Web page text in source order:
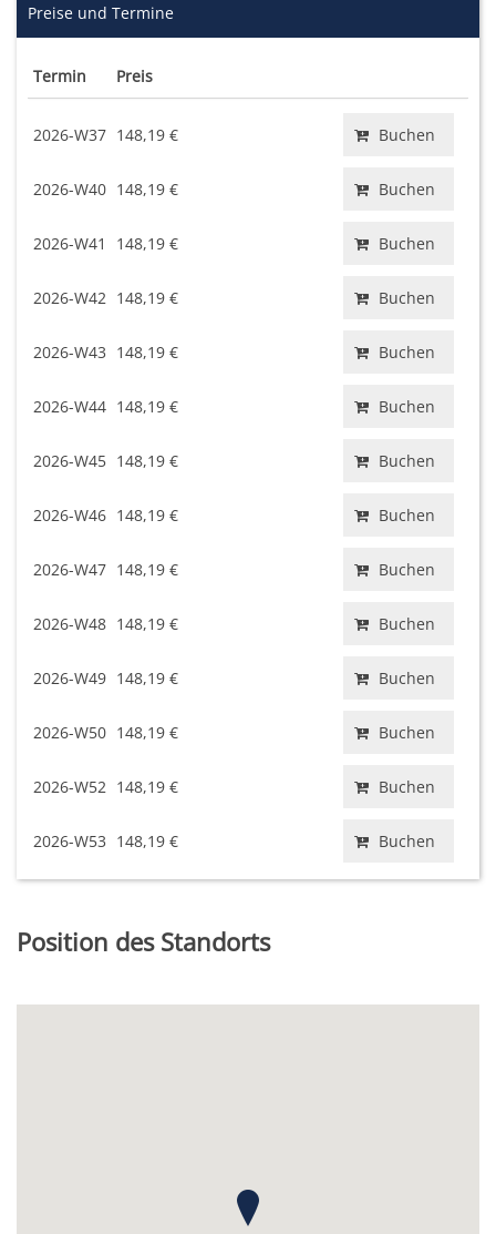
Preise und Termine
Termin Preis
2026-W37 148,19 € Buchen
2026-W40 148,19 € Buchen
2026-W41 148,19 € Buchen
2026-W42 148,19 € Buchen
2026-W43 148,19 € Buchen
2026-W44 148,19 € Buchen
2026-W45 148,19 € Buchen
2026-W46 148,19 € Buchen
2026-W47 148,19 € Buchen
2026-W48 148,19 € Buchen
2026-W49 148,19 € Buchen
2026-W50 148,19 € Buchen
2026-W52 148,19 € Buchen
2026-W53 148,19 € Buchen
Position des Standorts